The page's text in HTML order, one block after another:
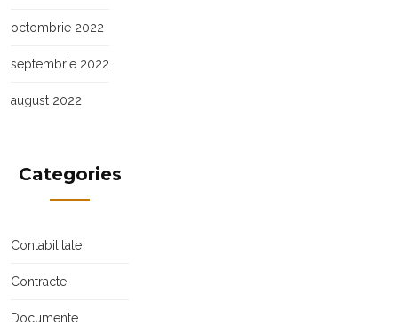
octombrie 2022
septembrie 2022
august 2022
Categories
Contabilitate
Contracte
Documente